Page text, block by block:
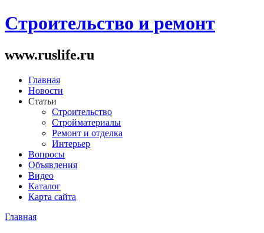
Строительство и ремонт
www.ruslife.ru
Главная
Новости
Статьи
Строительство
Стройматериалы
Ремонт и отделка
Интерьер
Вопросы
Объявления
Видео
Каталог
Карта сайта
Главная